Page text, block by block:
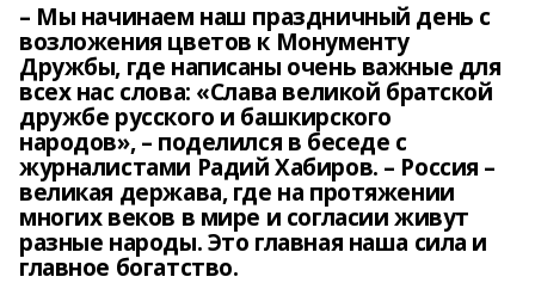
– Мы начинаем наш праздничный день с
возложения цветов к Монументу
Дружбы, где написаны очень важные для
всех нас слова: «Слава великой братской
дружбе русского и башкирского
народов», – поделился в беседе с
журналистами Радий Хабиров. – Россия –
великая держава, где на протяжении
многих веков в мире и согласии живут
разные народы. Это главная наша сила и
главное богатство.